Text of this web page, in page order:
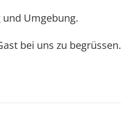
Umgebung.
bei uns zu begrüssen.